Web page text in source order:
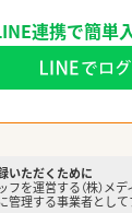
連携で簡単
いただくために
フを運営する（株）メ
管理する事業者とし